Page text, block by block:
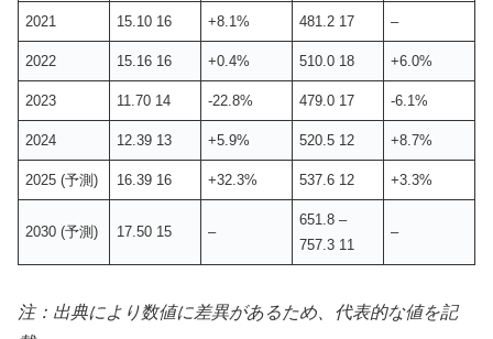
2021 15.10 16 +8.1% 481.2 17 –
2022 15.16 16 +0.4% 510.0 18 +6.0%
2023 11.70 14 -22.8% 479.0 17 -6.1%
2024 12.39 13 +5.9% 520.5 12 +8.7%
2025 (予測) 16.39 16 +32.3% 537.6 12 +3.3%
2030 (予測) 17.50 15 –
651.8 –
757.3 11
–
注：出典により数値に差異があるため、代表的な値を記